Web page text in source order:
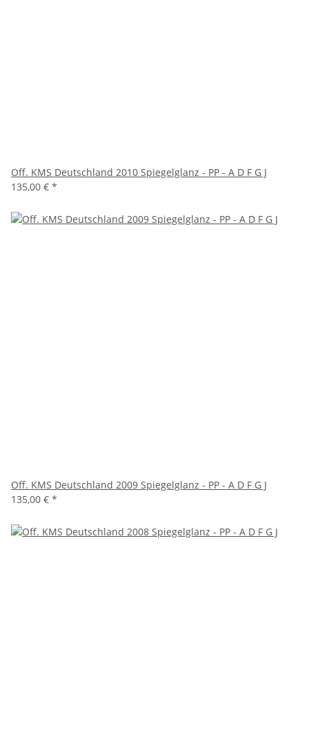
Off. KMS Deutschland 2010 Spiegelglanz - PP - A D F G J
135,00 € *
Off. KMS Deutschland 2009 Spiegelglanz - PP - A D F G J
135,00 € *